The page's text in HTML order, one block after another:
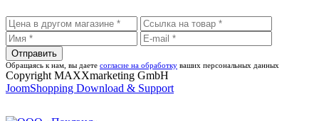
Обращаясь к нам, вы даете согласие на обработку ваших персональных данных
Copyright MAXXmarketing GmbH
JoomShopping Download & Support